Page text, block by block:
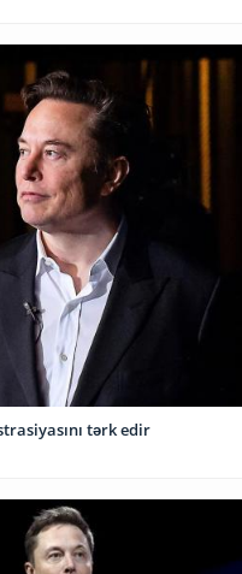
tərk edir